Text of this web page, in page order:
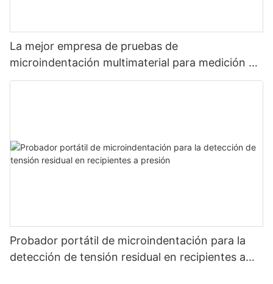
La mejor empresa de pruebas de
microindentación multimaterial para medición de
resistencia y tensión: Zhanghua Dryer
Probador portátil de microindentación para la
detección de tensión residual en recipientes a